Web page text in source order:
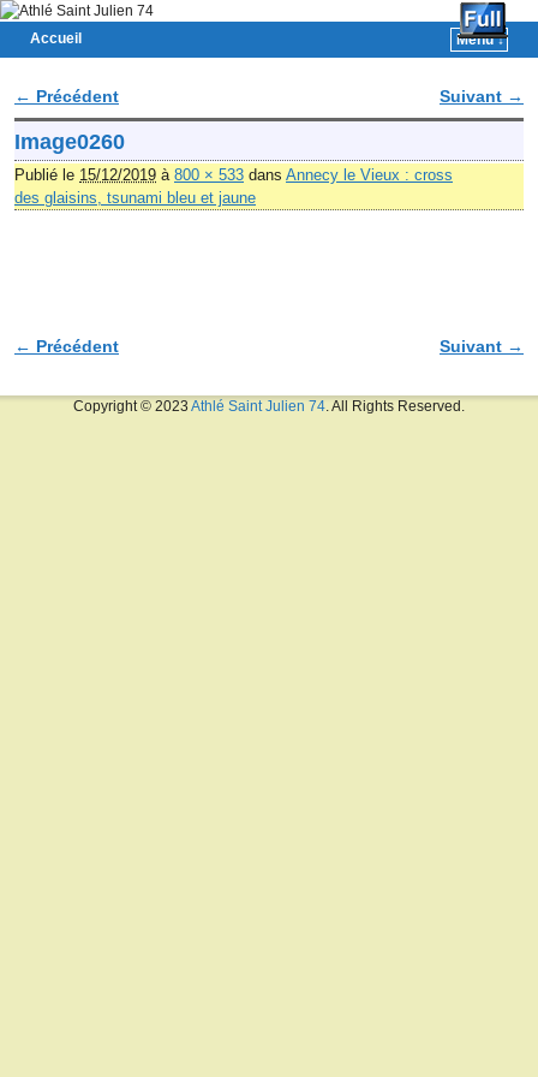
Accueil
Menu ↓
Navigation des images
← Précédent Suivant →
Image0260
Publié le 15/12/2019 à 800 × 533 dans Annecy le Vieux : cross
des glaisins, tsunami bleu et jaune
Navigation des images
← Précédent Suivant →
Copyright © 2023 Athlé Saint Julien 74 . All Rights Reserved.